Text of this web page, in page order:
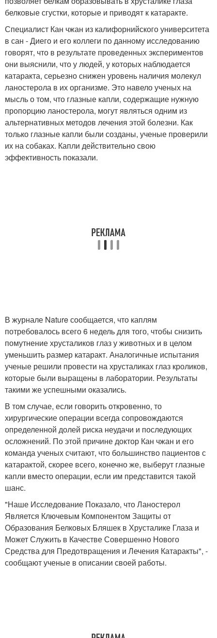
белковые сгустки, которые и приводят к катаракте.
Специалист Кан чжан из калифорнийского университета
в сан - Диего и его коллеги по данному исследованию
говорят, что в результате проведенных экспериментов
они выяснили, что у людей, у которых наблюдается
катаракта, серьезно снижен уровень наличия молекул
ланостерола в их организме. Это навело ученых на
мысль о том, что глазные капли, содержащие нужную
пропорцию ланостерола, могут являться одним из
альтернативных методов лечения этой болезни. Как
только глазные капли были созданы, ученые проверили
их на собаках. Капли действительно свою
эффективность показали.
В журнале Nature сообщается, что каплям
потребовалось всего 6 недель для того, чтобы снизить
помутнение хрусталиков глаз у животных и в целом
уменьшить размер катаракт. Аналогичные испытания
ученые решили провести на хрусталиках глаз кроликов,
которые были выращены в лаборатории. Результаты
такими же успешными оказались.
В том случае, если говорить откровенно, то
хирургические операции всегда сопровождаются
определенной долей риска неудачи и последующих
осложнений. По этой причине доктор Кан чжан и его
команда ученых считают, что большинство пациентов с
катарактой, скорее всего, конечно же, выберут глазные
капли вместо операции, если им представится такой
шанс.
"Наше Исследование Показало, что Ланостерол
Является Ключевым Компонентом Защиты от
Образования Белковых Бляшек в Хрусталике Глаза и
Может Служить в Качестве Совершенно Нового
Средства для Предотвращения и Лечения Катаракты", -
сообщают ученые в описании своей работы.